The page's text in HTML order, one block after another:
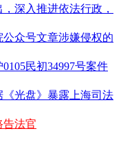
深入推进依法行政，
众号文章涉嫌侵权的
民初34997号案件
光盘》暴露上海司法
法官